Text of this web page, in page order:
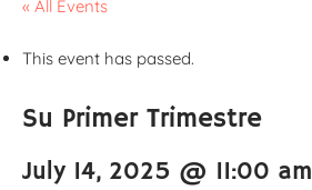
« All Events
This event has passed.
Su Primer Trimestre
July 14, 2025 @ 11:00 am